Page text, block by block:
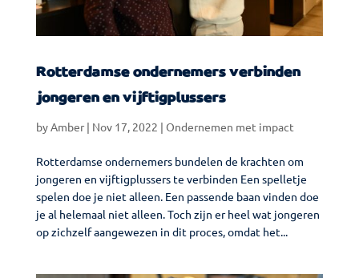
Rotterdamse ondernemers verbinden
jongeren en vijftigplussers
byAmber| Nov 17, 2022 | Ondernemen met impact
Rotterdamse ondernemers bundelen de krachten om
jongeren en vijftigplussers te verbinden Een spelletje
spelen doe je niet alleen. Een passende baan vinden doe
je al helemaal niet alleen. Toch zijn er heel wat jongeren
op zichzelf aangewezen in dit proces, omdat het...